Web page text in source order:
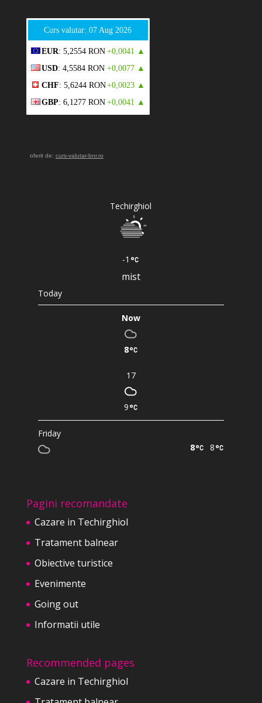
Curs valutar: 07 Aug 2026
EUR: 5,2554 RON +0,0041 ▲
USD: 4,5584 RON +0,0077 ▲
CHF: 5,6244 RON+0,0023 ▲
GBP: 6,1277 RON +0,0041 ▲
oferit de: curs-valutar-bnr.ro
Techirghiol
-1
mist
Today
Now
8
17
9
Friday
8
8
Pagini recomandate
Cazare in Techirghiol
Tratament balnear
Obiective turistice
Evenimente
Going out
Informatii utile
Recommended pages
Cazare in Techirghiol